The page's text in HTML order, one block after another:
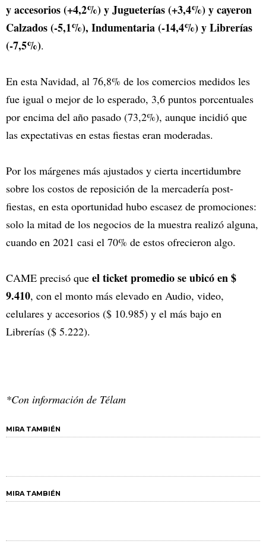
y accesorios (+4,2%) y Jugueterías (+3,4%) y cayeron
Calzados (-5,1%), Indumentaria (-14,4%) y Librerías
(-7,5%).
En esta Navidad, al 76,8% de los comercios medidos les
fue igual o mejor de lo esperado, 3,6 puntos porcentuales
por encima del año pasado (73,2%), aunque incidió que
las expectativas en estas fiestas eran moderadas.
Por los márgenes más ajustados y cierta incertidumbre
sobre los costos de reposición de la mercadería post-
fiestas, en esta oportunidad hubo escasez de promociones:
solo la mitad de los negocios de la muestra realizó alguna,
cuando en 2021 casi el 70% de estos ofrecieron algo.
CAME precisó que el ticket promedio se ubicó en $
9.410, con el monto más elevado en Audio, video,
celulares y accesorios ($ 10.985) y el más bajo en
Librerías ($ 5.222).
*Con información de Télam
MIRA TAMBIÉN
MIRA TAMBIÉN